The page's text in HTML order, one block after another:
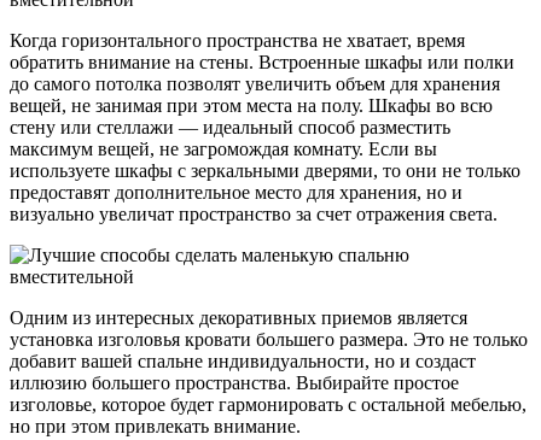
Когда горизонтального пространства не хватает, время
обратить внимание на стены. Встроенные шкафы или полки
до самого потолка позволят увеличить объем для хранения
вещей, не занимая при этом места на полу. Шкафы во всю
стену или стеллажи — идеальный способ разместить
максимум вещей, не загромождая комнату. Если вы
используете шкафы с зеркальными дверями, то они не только
предоставят дополнительное место для хранения, но и
визуально увеличат пространство за счет отражения света.
Одним из интересных декоративных приемов является
установка изголовья кровати большего размера. Это не только
добавит вашей спальне индивидуальности, но и создаст
иллюзию большего пространства. Выбирайте простое
изголовье, которое будет гармонировать с остальной мебелью,
но при этом привлекать внимание.